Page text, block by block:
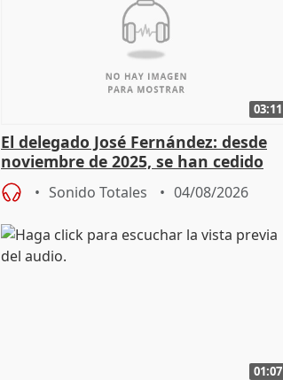
03:11
El delegado José Fernández: desde
noviembre de 2025, se han cedido
9.810 ayudas por nacimiento
Sonido Totales 04/08/2026
01:07